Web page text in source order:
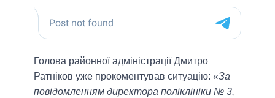
Голова районної адміністрації Дмитро
Ратніков уже прокоментував ситуацію: «За
повідомленням директора поліклініки № 3,